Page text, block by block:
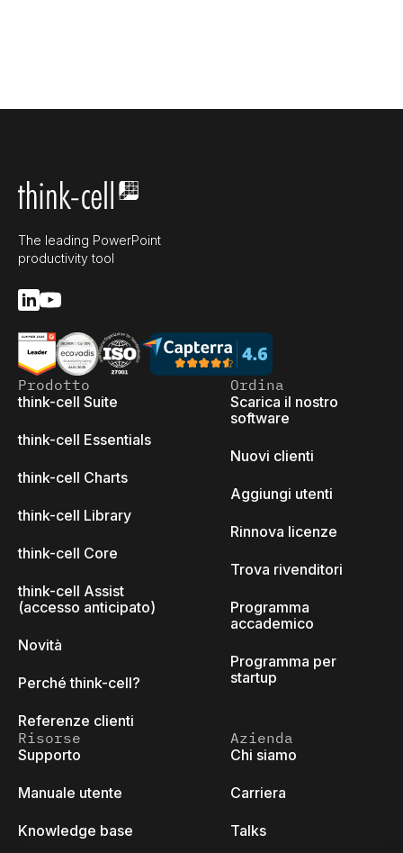
The leading PowerPoint
productivity tool
Prodotto
think-cell Suite
think-cell Essentials
think-cell Charts
think-cell Library
think-cell Core
think-cell Assist
(accesso anticipato)
Novità
Perché think-cell?
Referenze clienti
Ordina
Scarica il nostro
software
Nuovi clienti
Aggiungi utenti
Rinnova licenze
Trova rivenditori
Programma
accademico
Programma per
startup
Risorse
Supporto
Manuale utente
Knowledge base
Azienda
Chi siamo
Carriera
Talks